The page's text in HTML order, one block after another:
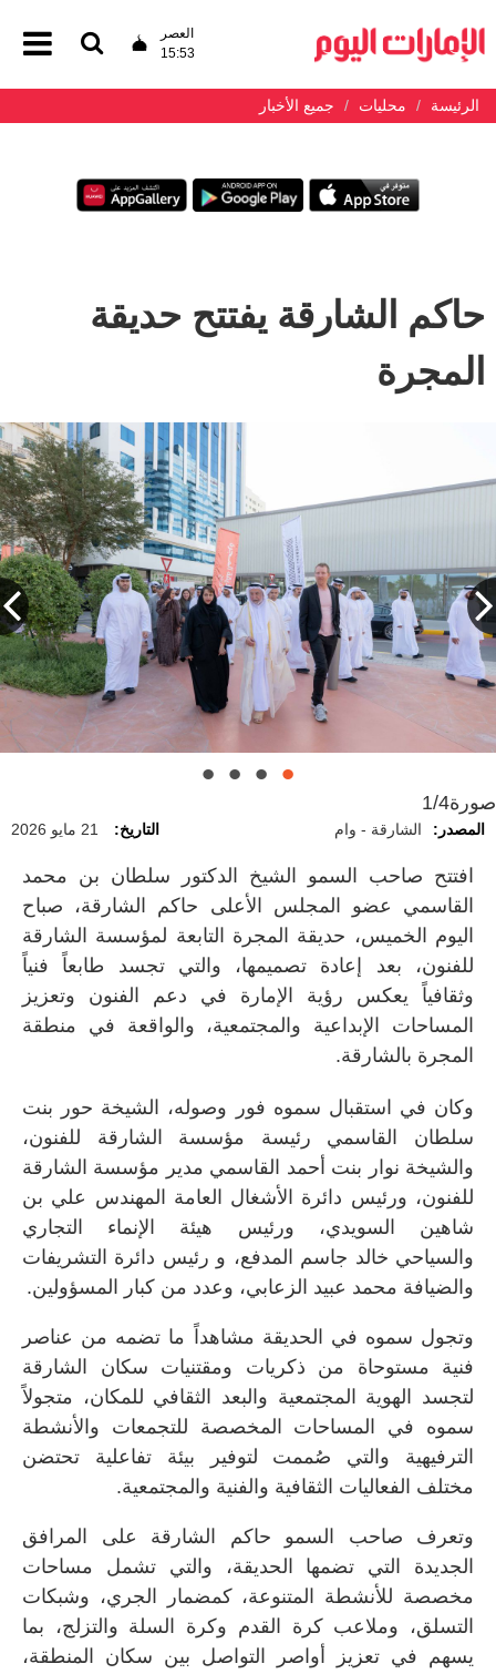
العصر
15:53
الرئيسة محليات جميع الأخبار
حاكم الشارقة يفتتح حديقة
المجرة
صورة1/4
المصدر: الشارقة - وام التاريخ: 21 مايو 2026
افتتح صاحب السمو الشيخ الدكتور سلطان بن محمد
القاسمي عضو المجلس الأعلى حاكم الشارقة، صباح
اليوم الخميس، حديقة المجرة التابعة لمؤسسة الشارقة
للفنون، بعد إعادة تصميمها، والتي تجسد طابعاً فنياً
وثقافياً يعكس رؤية الإمارة في دعم الفنون وتعزيز
المساحات الإبداعية والمجتمعية، والواقعة في منطقة
المجرة بالشارقة.
وكان في استقبال سموه فور وصوله، الشيخة حور بنت
سلطان القاسمي رئيسة مؤسسة الشارقة للفنون،
والشيخة نوار بنت أحمد القاسمي مدير مؤسسة الشارقة
للفنون، ورئيس دائرة الأشغال العامة
المهندس علي بن
شاهين السويدي، ورئيس هيئة الإنماء التجاري
والسياحي خالد جاسم المدفع، و رئيس دائرة التشريفات
والضيافة محمد عبيد الزعابي، وعدد من كبار المسؤولين.
وتجول سموه في الحديقة مشاهداً ما تضمه من عناصر
فنية مستوحاة من ذكريات ومقتنيات سكان الشارقة
لتجسد الهوية المجتمعية والبعد الثقافي للمكان، متجولاً
سموه في المساحات المخصصة للتجمعات والأنشطة
الترفيهية والتي صُممت لتوفير بيئة تفاعلية تحتضن
مختلف الفعاليات الثقافية والفنية والمجتمعية.
وتعرف صاحب السمو حاكم الشارقة على المرافق
الجديدة التي تضمها الحديقة، والتي تشمل مساحات
مخصصة للأنشطة المتنوعة، كمضمار الجري، وشبكات
التسلق، وملاعب كرة القدم وكرة السلة والتزلج، بما
يسهم في تعزيز أواصر التواصل بين سكان المنطقة،